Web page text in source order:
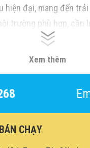
hiện đại, mang đến
trường phù hợp,
HPT Việt Namlà đơn vị
mọi nhu cầu của
Xem thêm
CHẠY